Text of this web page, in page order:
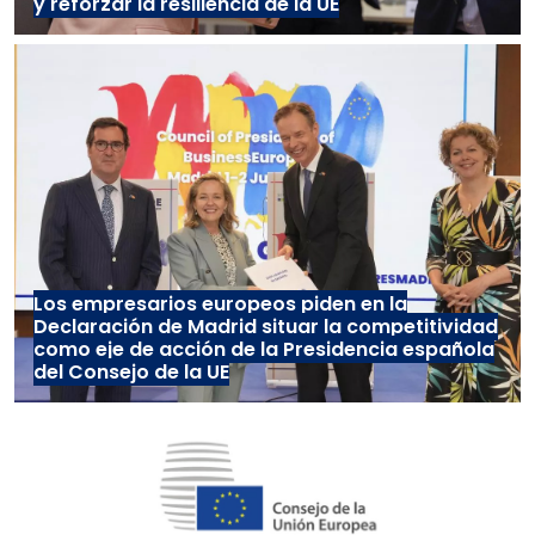
Los empresarios europeos piden en la
Declaración de Madrid situar la competitividad
como eje de acción de la Presidencia española
del Consejo de la UE